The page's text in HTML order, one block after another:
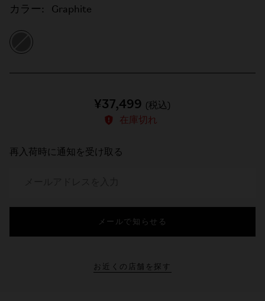
カラー: Graphite
¥37,499 (税込)
在庫切れ
再入荷時に通知を受け取る
メールで知らせる
お近くの店舗を探す